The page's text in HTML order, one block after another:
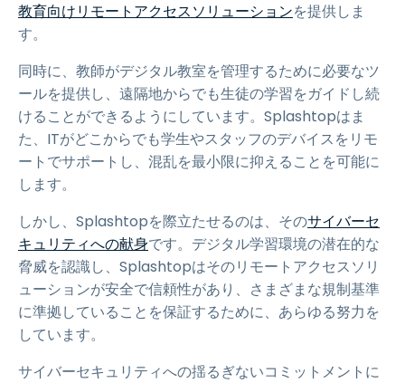
教育向けリモートアクセスソリューションを提供しま
す。
同時に、教師がデジタル教室を管理するために必要なツ
ールを提供し、遠隔地からでも生徒の学習をガイドし続
けることができるようにしています。Splashtopはま
た、ITがどこからでも学生やスタッフのデバイスをリモ
ートでサポートし、混乱を最小限に抑えることを可能に
します。
しかし、Splashtopを際立たせるのは、そのサイバーセ
キュリティへの献身です。デジタル学習環境の潜在的な
脅威を認識し、Splashtopはそのリモートアクセスソリ
ューションが安全で信頼性があり、さまざまな規制基準
に準拠していることを保証するために、あらゆる努力を
しています。
サイバーセキュリティへの揺るぎないコミットメントに